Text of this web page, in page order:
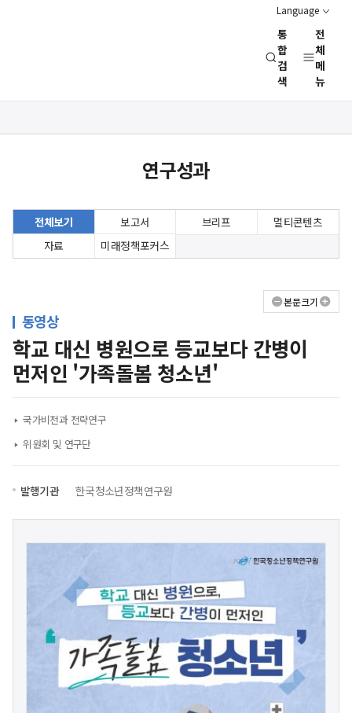
Language
(NRC)
통
합
검
색
전
체
메
뉴
연구성과
전체보기 보고서 브리프
멀티콘텐츠
자료
미래정책포커스
동영상
학교 대신 병원으로 등교보다 간병이
먼저인 '가족돌봄 청소년'
국가비전과 전략연구
위원회 및 연구단
본문크기
발행기관 한국청소년정책연구원